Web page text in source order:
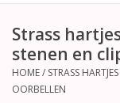
Huwelijksreceptie
Strass
stenen en
HOME/ STRASS
OORBELLEN